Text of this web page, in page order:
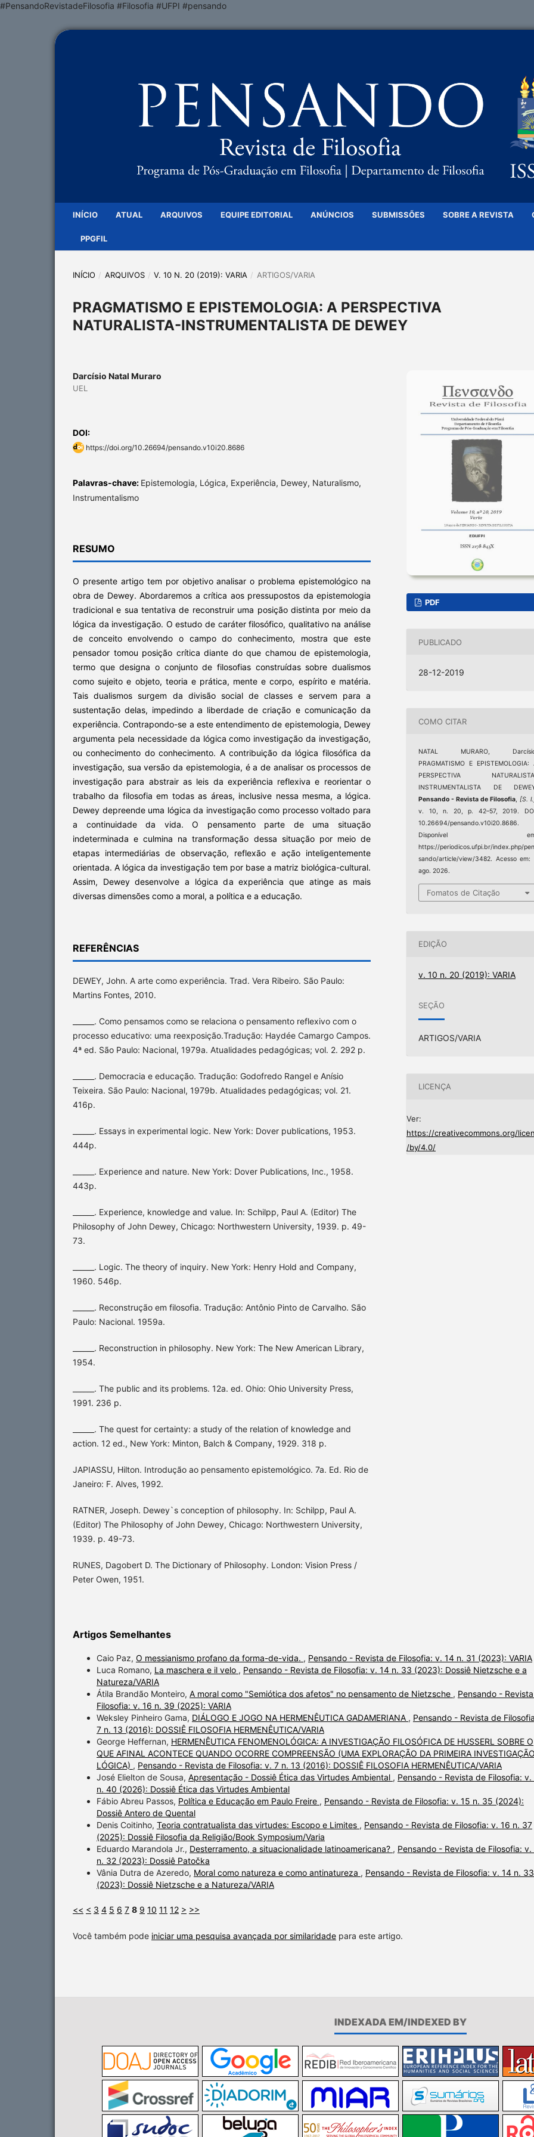
#PensandoRevistadeFilosofia #Filosofia #UFPI #pensando
INÍCIO ATUAL ARQUIVOS EQUIPE EDITORIAL ANÚNCIOS SUBMISSÕES SOBRE A REVISTA
PPGFIL
INÍCIO / ARQUIVOS / V. 10 N. 20 (2019): VARIA / ARTIGOS/VARIA
PRAGMATISMO E EPISTEMOLOGIA: A PERSPECTIVA
NATURALISTA-INSTRUMENTALISTA DE DEWEY
Darcísio Natal Muraro
UEL
DOI:
https://doi.org/10.26694/pensando.v10i20.8686
Palavras-chave: Epistemologia, Lógica, Experiência, Dewey, Naturalismo,
Instrumentalismo
RESUMO
O presente artigo tem por objetivo analisar o problema epistemológico na
obra de Dewey. Abordaremos a crítica aos pressupostos da epistemologia
tradicional e sua tentativa de reconstruir uma posição distinta por meio da
lógica da investigação. O estudo de caráter filosófico, qualitativo na análise
de conceito envolvendo o campo do conhecimento, mostra que este
pensador tomou posição crítica diante do que chamou de epistemologia,
termo que designa o conjunto de filosofias construídas sobre dualismos
como sujeito e objeto, teoria e prática, mente e corpo, espírito e matéria.
Tais dualismos surgem da divisão social de classes e servem para a
sustentação delas, impedindo a liberdade de criação e comunicação da
experiência. Contrapondo-se a este entendimento de epistemologia, Dewey
argumenta pela necessidade da lógica como investigação da investigação,
ou conhecimento do conhecimento. A contribuição da lógica filosófica da
investigação, sua versão da epistemologia, é a de analisar os processos de
investigação para abstrair as leis da experiência reflexiva e reorientar o
trabalho da filosofia em todas as áreas, inclusive nessa mesma, a lógica.
Dewey depreende uma lógica da investigação como processo voltado para
a continuidade da vida. O pensamento parte de uma situação
indeterminada e culmina na transformação dessa situação por meio de
etapas intermediárias de observação, reflexão e ação inteligentemente
orientada. A lógica da investigação tem por base a matriz biológica-cultural.
Assim, Dewey desenvolve a lógica da experiência que atinge as mais
diversas dimensões como a moral, a política e a educação.
REFERÊNCIAS
DEWEY, John. A arte como experiência. Trad. Vera Ribeiro. São Paulo:
Martins Fontes, 2010.
______. Como pensamos como se relaciona o pensamento reflexivo com o
processo educativo: uma reexposição.Tradução: Haydée Camargo Campos.
4ª ed. São Paulo: Nacional, 1979a. Atualidades pedagógicas; vol. 2. 292 p.
______. Democracia e educação. Tradução: Godofredo Rangel e Anísio
Teixeira. São Paulo: Nacional, 1979b. Atualidades pedagógicas; vol. 21.
416p.
______. Essays in experimental logic. New York: Dover publications, 1953.
444p.
______. Experience and nature. New York: Dover Publications, Inc., 1958.
443p.
______. Experience, knowledge and value. In: Schilpp, Paul A. (Editor) The
Philosophy of John Dewey, Chicago: Northwestern University, 1939. p. 49-
73.
______. Logic. The theory of inquiry. New York: Henry Hold and Company,
1960. 546p.
______. Reconstrução em filosofia. Tradução: Antônio Pinto de Carvalho. São
Paulo: Nacional. 1959a.
______. Reconstruction in philosophy. New York: The New American Library,
1954.
______. The public and its problems. 12a. ed. Ohio: Ohio University Press,
1991. 236 p.
______. The quest for certainty: a study of the relation of knowledge and
action. 12 ed., New York: Minton, Balch & Company, 1929. 318 p.
JAPIASSU, Hilton. Introdução ao pensamento epistemológico. 7a. Ed. Rio de
Janeiro: F. Alves, 1992.
RATNER, Joseph. Dewey`s conception of philosophy. In: Schilpp, Paul A.
(Editor) The Philosophy of John Dewey, Chicago: Northwestern University,
1939. p. 49-73.
RUNES, Dagobert D. The Dictionary of Philosophy. London: Vision Press /
Peter Owen, 1951.
PDF
PUBLICADO
28-12-2019
COMO CITAR
NATAL MURARO,
PRAGMATISMO E EPISTEMOLOGIA:
PERSPECTIVA
INSTRUMENTALISTA DE
Pensando - Revista de Filosofia, [S.
v. 10, n. 20, p. 42–57, 2019.
10.26694/pensando.v10i20.8686.
Disponível
https://periodicos.ufpi.br/index.php/
sando/article/view/3482. Acesso em:
ago. 2026.
Fomatos de Citação
EDIÇÃO
v. 10 n. 20 (2019): VARIA
SEÇÃO
ARTIGOS/VARIA
LICENÇA
Ver:
https://creativecommons.org/
/by/4.0/
Artigos Semelhantes
Caio Paz, O messianismo profano da forma-de-vida. , Pensando - Revista de Filosofia: v. 14 n. 31 (2023): VARIA
Luca Romano, La maschera e il velo , Pensando - Revista de Filosofia: v. 14 n. 33 (2023): Dossiê Nietzsche e a
Natureza/VARIA
Átila Brandão Monteiro, A moral como "Semiótica dos afetos" no pensamento de Nietzsche , Pensando -
Filosofia: v. 16 n. 39 (2025): VARIA
Weksley Pinheiro Gama, DIÁLOGO E JOGO NA HERMENÊUTICA GADAMERIANA , Pensando - Revista de
7 n. 13 (2016): DOSSIÊ FILOSOFIA HERMENÊUTICA/VARIA
George Heffernan, HERMENÊUTICA FENOMENOLÓGICA: A INVESTIGAÇÃO FILOSÓFICA DE HUSSERL SOBRE O
QUE AFINAL ACONTECE QUANDO OCORRE COMPREENSÃO (UMA EXPLORAÇÃO DA PRIMEIRA
LÓGICA) , Pensando - Revista de Filosofia: v. 7 n. 13 (2016): DOSSIÊ FILOSOFIA HERMENÊUTICA/VARIA
José Elielton de Sousa, Apresentação - Dossiê Ética das Virtudes Ambiental , Pensando - Revista de Filosofia: v.
n. 40 (2026): Dossiê Ética das Virtudes Ambiental
Fábio Abreu Passos, Política e Educação em Paulo Freire , Pensando - Revista de Filosofia: v. 15 n. 35 (2024):
Dossiê Antero de Quental
Denis Coitinho, Teoria contratualista das virtudes: Escopo e Limites , Pensando - Revista de Filosofia: v. 16 n. 37
(2025): Dossiê Filosofia da Religião/Book Symposium/Varia
Eduardo Marandola Jr., Desterramento, a situacionalidade latinoamericana? , Pensando - Revista de Filosofia: v.
n. 32 (2023): Dossiê Patočka
Vânia Dutra de Azeredo, Moral como natureza e como antinatureza , Pensando - Revista de Filosofia: v. 14 n. 33
(2023): Dossiê Nietzsche e a Natureza/VARIA
<< < 3 4 5 6 7 8 9 10 11 12 > >>
Você também pode iniciar uma pesquisa avançada por similaridade para este artigo.
INDEXADA EM/INDEXED BY